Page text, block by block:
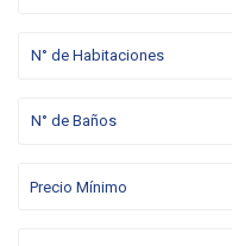
N° de Habitaciones
N° de Baños